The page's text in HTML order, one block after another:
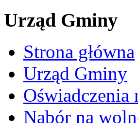
Urząd Gminy
Strona główna
Urząd Gminy
Oświadczenia
Nabór na